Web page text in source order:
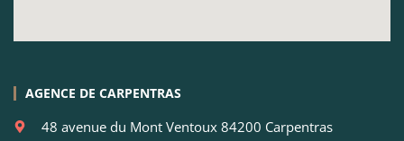
AGENCE DE CARPENTRAS
48 avenue du Mont Ventoux 84200 Carpentras